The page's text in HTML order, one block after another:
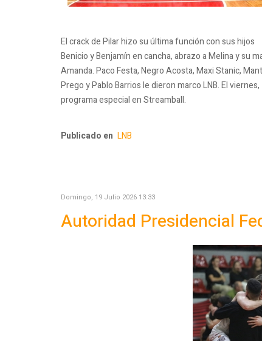
El crack de Pilar hizo su última función con sus hijos
Benicio y Benjamín en cancha, abrazo a Melina y su
Amanda. Paco Festa, Negro Acosta, Maxi Stanic,
Prego y Pablo Barrios le dieron marco LNB. El viernes,
programa especial en Streamball.
Publicado en LNB
Domingo, 19 Julio 2026 13:33
Autoridad Presidencial